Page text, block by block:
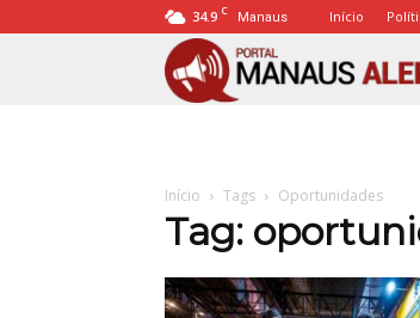
34.9 C Manaus Início
Início Tags Oportunidades
Tag: